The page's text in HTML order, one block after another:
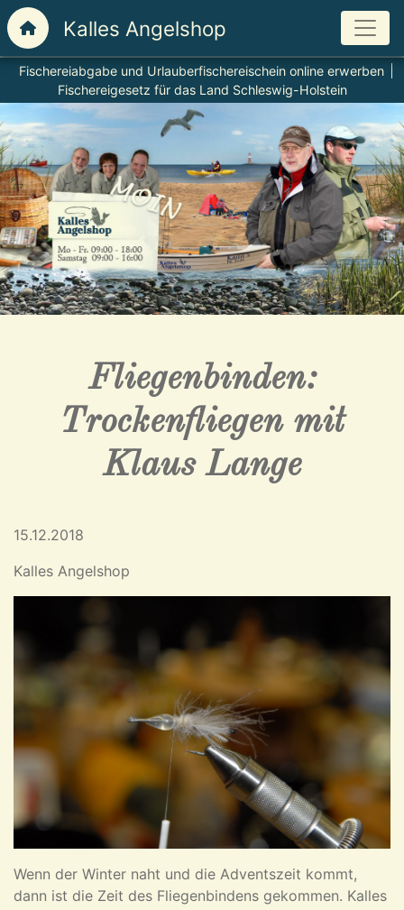
Fischereiabgabe und Urlauberfischereischein online erwerben
Fischereigesetz für das Land Schleswig-Holstein
Fliegenbinden:
Trockenfliegen mit
Klaus Lange
15.12.2018
Kalles Angelshop
Wenn der Winter naht und die Adventszeit kommt,
dann ist die Zeit des Fliegenbindens gekommen. Kalles